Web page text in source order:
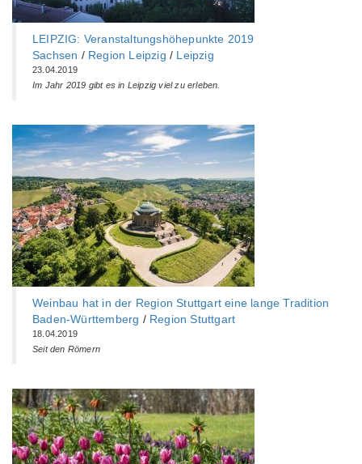
LEIPZIG: Veranstaltungshöhepunkte 2019
Sachsen / Region Leipzig / Leipzig
23.04.2019
Im Jahr 2019 gibt es in Leipzig viel zu erleben.
Weinbau hat in der Region Stuttgart eine lange Tradition
Baden-Württemberg‎ / Region Stuttgart
18.04.2019
Seit den Römern